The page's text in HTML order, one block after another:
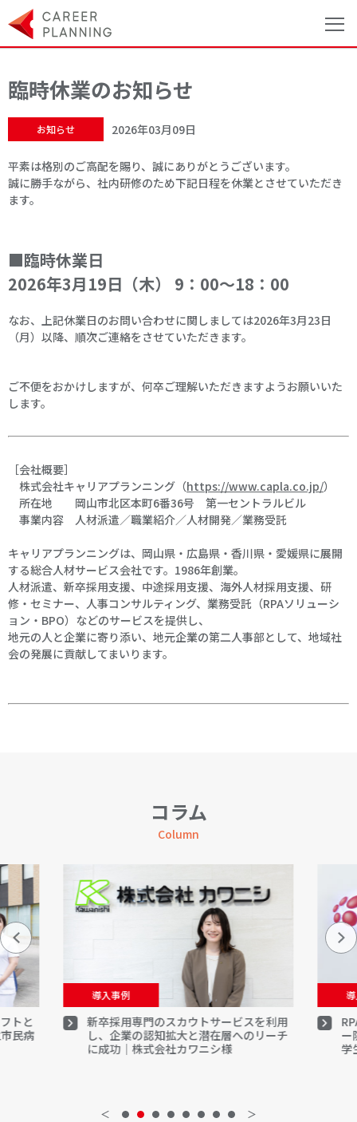
臨時休業のお知らせ
お知らせ 2026年03月09日
平素は格別のご高配を賜り、誠にありがとうございます。
誠に勝手ながら、社内研修のため下記日程を休業とさせていただき
ます。
■臨時休業日
2026年3月19日（木） 9：00～18：00
なお、上記休業日のお問い合わせに関しましては2026年3月23日
（月）以降、順次ご連絡をさせていただきます。
ご不便をおかけしますが、何卒ご理解いただきますようお願いいた
します。
［会社概要］
株式会社キャリアプランニング（https://www.capla.co.jp/）
所在地 岡山市北区本町6番36号 第一セントラルビル
事業内容 人材派遣／職業紹介／人材開発／業務受託
キャリアプランニングは、岡山県・広島県・香川県・愛媛県に展開
する総合人材サービス会社です。1986年創業。
人材派遣、新卒採用支援、中途採用支援、海外人材採用支援、研
修・セミナー、人事コンサルティング、業務受託（RPAソリューシ
ョン・BPO）などのサービスを提供し、
地元の人と企業に寄り添い、地元企業の第二人事部として、地域社
会の発展に貢献してまいります。
コラム
Column
トと
民病
導入事例
新卒採用専門のスカウトサービスを利用
し、企業の認知拡大と潜在層へのリーチ
に成功｜株式会社カワニシ様
ー
学
＜ ＞